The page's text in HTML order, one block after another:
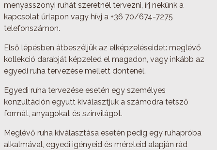
menyasszonyi ruhát szeretnél tervezni, írj nekünk a
kapcsolat űrlapon vagy hívj a +36 70/674-7275
telefonszámon.
Első lépésben átbeszéljük az elképzeléseidet: meglévő
kollekció darabját képzeled el magadon, vagy inkább az
egyedi ruha tervezése mellett döntenél.
Egyedi ruha tervezése esetén egy személyes
konzultáción együtt kiválasztjuk a számodra tetsző
formát, anyagokat és színvilágot.
Meglévő ruha kiválasztása esetén pedig egy ruhapróba
alkalmával, egyedi igényeid és méreteid alapján rád